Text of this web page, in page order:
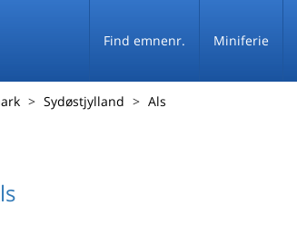
Find emnenr. Miniferie
Sydøstjylland Als